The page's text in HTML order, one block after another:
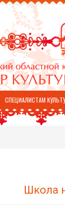
СПЕЦИАЛИСТАМ
Школа